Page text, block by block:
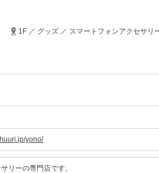
1F ／ グッズ ／ スマートフォンアクセサリ
yono/
リーの専門店です。